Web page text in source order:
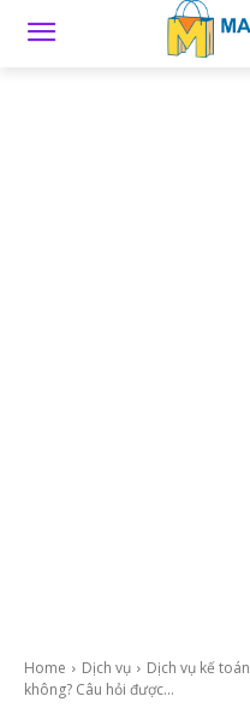
Home Dịch vụ Dịch vụ kế toán
không? Câu hỏi được...